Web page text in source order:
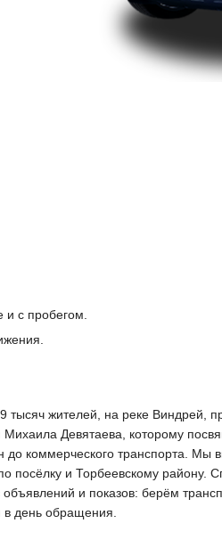
с пробегом.
жителей, на реке Виндрей,
Девятаева, которому
коммерческого транспорта. Мы
и Торбеевскому району.
и показов: берём
день обращения.